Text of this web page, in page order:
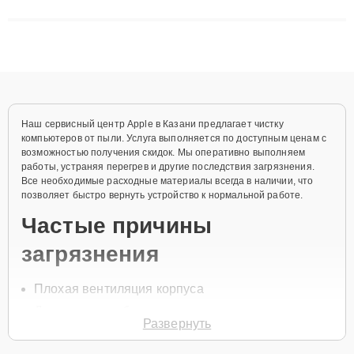
Наш сервисный центр Apple в Казани предлагает чистку
компьютеров от пыли. Услуга выполняется по доступным ценам с
возможностью получения скидок. Мы оперативно выполняем
работы, устраняя перегрев и другие последствия загрязнения.
Все необходимые расходные материалы всегда в наличии, что
позволяет быстро вернуть устройство к нормальной работе.
Частые причины
загрязнения
Плохая вентиляция корпуса
Неисправность системы охлаждения
Развернуть